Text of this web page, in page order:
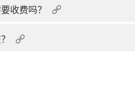
收费吗？